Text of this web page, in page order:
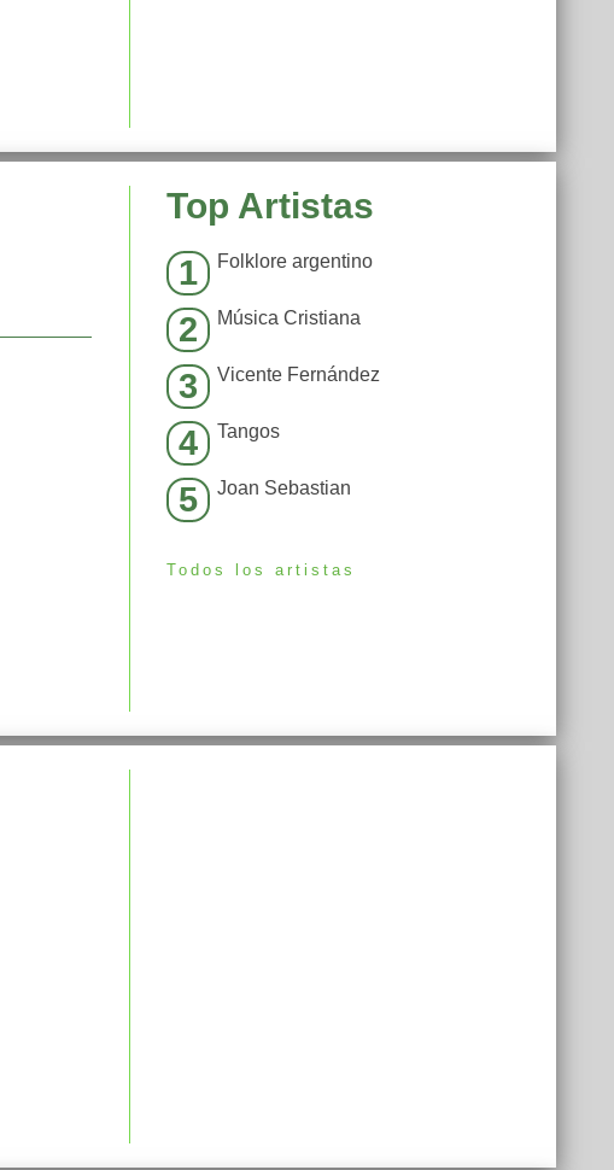
Top Artistas
1 Folklore argentino
2 Música Cristiana
3 Vicente Fernández
4 Tangos
5 Joan Sebastian
Todos los artistas